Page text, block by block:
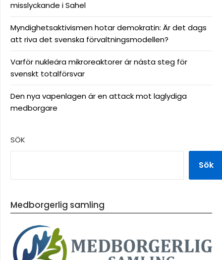
misslyckande i Sahel
Myndighetsaktivismen hotar demokratin: Är det dags
att riva det svenska förvaltningsmodellen?
Varför nukleära mikroreaktorer är nästa steg för
svenskt totalförsvar
Den nya vapenlagen är en attack mot laglydiga
medborgare
SÖK
Sök
Medborgerlig samling